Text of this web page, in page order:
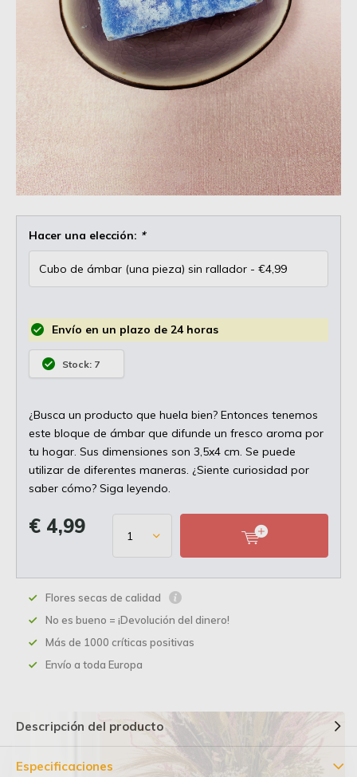
Hacer una elección: *
Envío en un plazo de 24 horas
Stock: 7
¿Busca un producto que huela bien? Entonces tenemos
este bloque de ámbar que difunde un fresco aroma por
tu hogar. Sus dimensiones son 3,5x4 cm. Se puede
utilizar de diferentes maneras. ¿Siente curiosidad por
saber cómo? Siga leyendo.
€ 4,99
Flores secas de calidad
No es bueno = ¡Devolución del dinero!
Más de 1000 críticas positivas
Envío a toda Europa
Descripción del producto
Especificaciones